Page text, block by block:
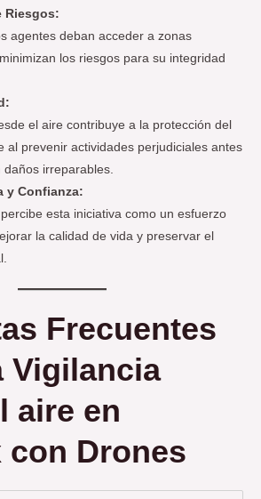
Riesgos:
agentes deban acceder a zonas
los riesgos para su integridad
el aire contribuye a la protección del
al prevenir actividades perjudiciales antes
daños irreparables.
y Confianza:
esta iniciativa como un esfuerzo
la calidad de vida y preservar el
Frecuentes
Vigilancia
aire en
con Drones